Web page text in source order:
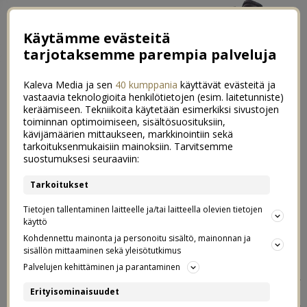
←Teen parhaani silloin kun ei ole vaihtoehtoja
Puhuminen on meidän liima→
Terveelliset granolapatukat arjen
välipaloiksi
25.08.2019
Postaus on tehty kaupallisessa
yhteistyössäGreen Choicen
Käytämme evästeitä
tarjotaksemme parempia palveluja
Kaleva Media ja sen 40 kumppania käyttävät evästeitä ja
vastaavia teknologioita henkilötietojen (esim. laitetunniste)
keräämiseen. Tekniikoita käytetään esimerkiksi sivustojen
toiminnan optimoimiseen, sisältösuosituksiin,
kävijämäärien mittaukseen, markkinointiin sekä
tarkoituksenmukaisiin mainoksiin. Tarvitsemme
suostumuksesi seuraaviin:
Tarkoitukset
Tietojen tallentaminen laitteelle ja/tai laitteella olevien tietojen
käyttö
Kohdennettu mainonta ja personoitu sisältö, mainonnan ja
sisällön mittaaminen sekä yleisötutkimus
Palvelujen kehittäminen ja parantaminen
Erityisominaisuudet